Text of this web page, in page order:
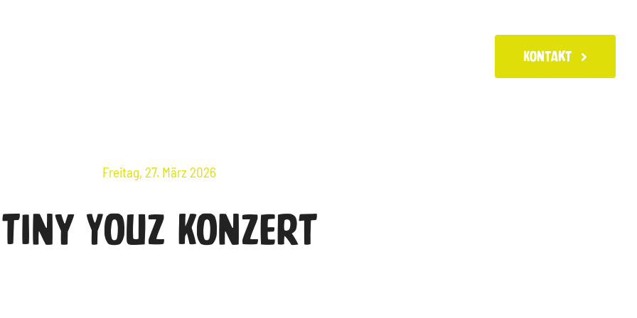
Kontakt
Freitag, 27. März 2026
Tiny Youz Konzert